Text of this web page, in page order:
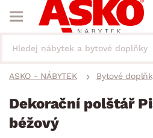
ASKO - NÁBYTEK Bytové
Dekorační polštář
béžový